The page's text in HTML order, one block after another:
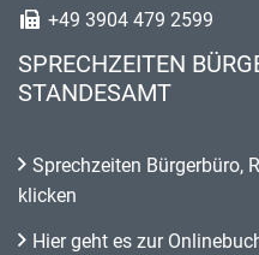
+49 3904 479 2599
SPRECHZEITEN
STANDESAMT
Sprechzeiten Bürgerbüro,
klicken
Hier geht es zur